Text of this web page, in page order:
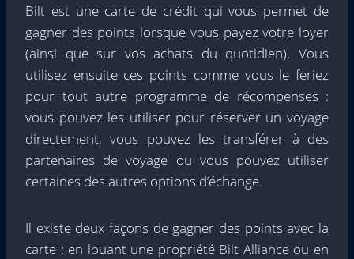
Bilt est une carte de crédit qui vous permet de
gagner des points lorsque vous payez votre loyer
(ainsi que sur vos achats du quotidien). Vous
utilisez ensuite ces points comme vous le feriez
pour tout autre programme de récompenses :
vous pouvez les utiliser pour réserver un voyage
directement, vous pouvez les transférer à des
partenaires de voyage ou vous pouvez utiliser
certaines des autres options d’échange.
Il existe deux façons de gagner des points avec la
carte : en louant une propriété Bilt Alliance ou en